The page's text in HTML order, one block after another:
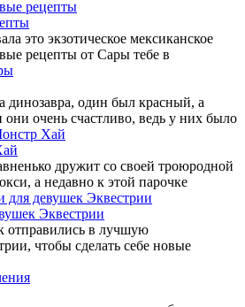
это экзотическое мексиканское
рецепты от Сары тебе в
один был красный, а
очень счастливо, ведь у них было
дружит со своей троюродной
а недавно к этой парочке
Эквестрии
отправились в лучшую
чтобы сделать себе новые